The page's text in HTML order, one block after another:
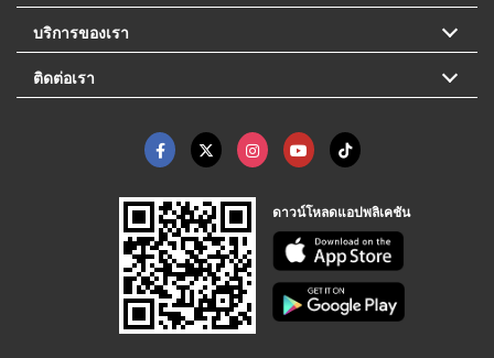
บริการของเรา
ติดต่อเรา
ดาวน์โหลดแอปพลิเคชัน